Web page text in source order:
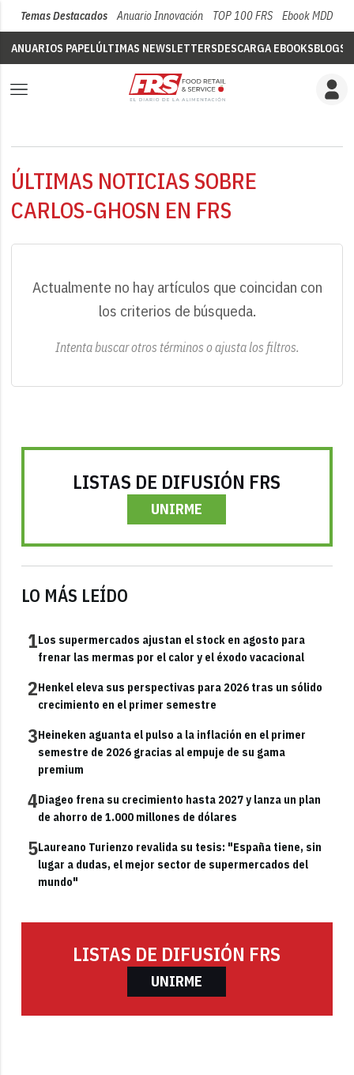
Temas Destacados Anuario Innovación TOP 100 FRS Ebook MDD
ANUARIOS PAPELÚLTIMAS NEWSLETTERSDESCARGA EBOOKSBLOGS
ÚLTIMAS NOTICIAS SOBRE
CARLOS-GHOSN EN FRS
Actualmente no hay artículos que coincidan con
los criterios de búsqueda.
Intenta buscar otros términos o ajusta los filtros.
LISTAS DE DIFUSIÓN FRS
UNIRME
LO MÁS LEÍDO
1Los supermercados ajustan el stock en agosto para
frenar las mermas por el calor y el éxodo vacacional
2Henkel eleva sus perspectivas para 2026 tras un sólido
crecimiento en el primer semestre
3Heineken aguanta el pulso a la inflación en el primer
semestre de 2026 gracias al empuje de su gama
premium
4Diageo frena su crecimiento hasta 2027 y lanza un plan
de ahorro de 1.000 millones de dólares
5Laureano Turienzo revalida su tesis: "España tiene, sin
lugar a dudas, el mejor sector de supermercados del
mundo"
LISTAS DE DIFUSIÓN FRS
UNIRME